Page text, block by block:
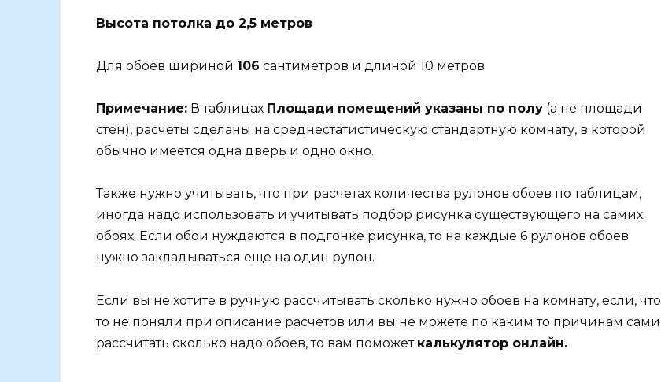
Высота потолка до 2,5 метров
Для обоев шириной 106 сантиметров и длиной 10 метров
Примечание: В таблицах Площади помещений указаны по полу (а не площади
стен), расчеты сделаны на среднестатистическую стандартную комнату, в которой
обычно имеется одна дверь и одно окно.
Также нужно учитывать, что при расчетах количества рулонов обоев по таблицам,
иногда надо использовать и учитывать подбор рисунка существующего на самих
обоях. Если обои нуждаются в подгонке рисунка, то на каждые 6 рулонов обоев
нужно закладываться еще на один рулон.
Если вы не хотите в ручную рассчитывать сколько нужно обоев на комнату, если, что
то не поняли при описание расчетов или вы не можете по каким то причинам сами
рассчитать сколько надо обоев, то вам поможет калькулятор онлайн.